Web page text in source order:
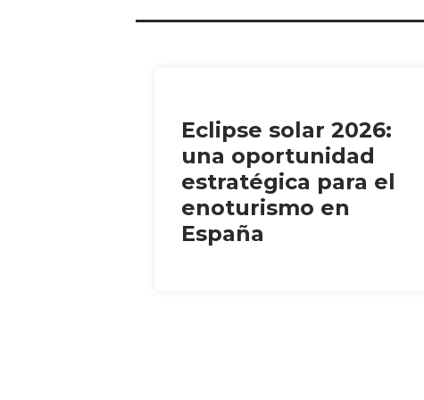
Eclipse solar 2026:
una oportunidad
estratégica para el
enoturismo en
España